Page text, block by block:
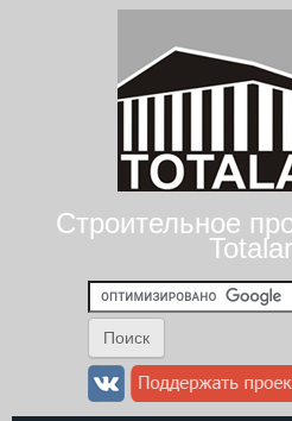
Строительное